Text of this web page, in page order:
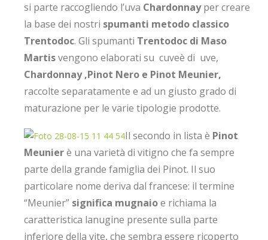
si parte raccogliendo l’uva Chardonnayper creare
la base dei nostri spumanti metodo classico
Trentodoc. Gli spumanti Trentodoc di Maso
Martisvengono elaborati su cuveè di uve,
Chardonnay ,Pinot Nero e Pinot Meunier,
raccolte separatamente e ad un giusto grado di
maturazione per le varie tipologie prodotte.
Il secondo in lista è Pinot
Meunierè una varietà di vitigno che fa sempre
parte della grande famiglia dei Pinot. Il suo
particolare nome deriva dal francese: il termine
“Meunier” significa mugnaioe richiama la
caratteristica lanugine presente sulla parte
inferiore della vite, che sembra essere ricoperto